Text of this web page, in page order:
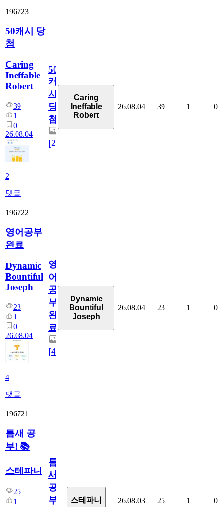
196723
50캐시 당
첨
Caring
Ineffable
Robert
39
1
0
26.08.04
2
댓글
50
캐
시
당
첨
[2]
Caring
Ineffable
Robert
26.08.04 39 1 0
196722
영어공부
완료
Dynamic
Bountiful
Joseph
23
1
0
26.08.04
4
댓글
영
어
공
부
완
료
[4]
Dynamic
Bountiful
Joseph
26.08.04 23 1 0
196721
틈새 공
부! 📚
스테파니
25
1
틈
새
공
부!
스테파니 26.08.03 25 1 0